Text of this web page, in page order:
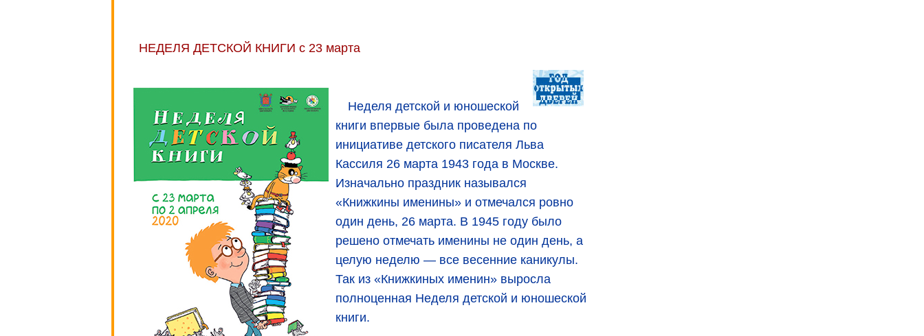
НЕДЕЛЯ ДЕТСКОЙ КНИГИ c 23 марта
Неделя детской и юношеской
книги впервые была проведена по
инициативе детского писателя Льва
Кассиля 26 марта 1943 года в Москве.
Изначально праздник назывался
«Книжкины именины» и отмечался ровно
один день, 26 марта. В 1945 году было
решено отмечать именины не один день, а
целую неделю — все весенние каникулы.
Так из «Книжкиных именин» выросла
полноценная Неделя детской и юношеской
книги.